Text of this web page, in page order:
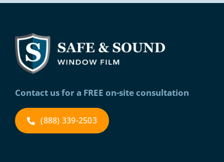
Contact us for a FREE on-site consultation
(888) 339-2503